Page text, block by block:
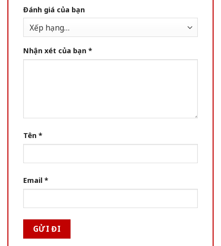
Đánh giá của bạn
Nhận xét của bạn *
Tên *
Email *